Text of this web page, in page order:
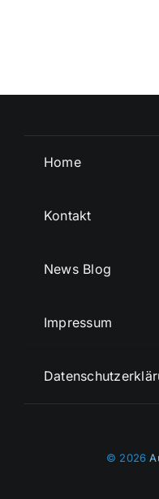
Home
Kontakt
News Blog
Impressum
© 2026